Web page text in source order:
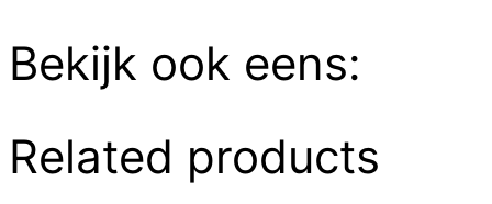
Bekijk ook eens:
Related products